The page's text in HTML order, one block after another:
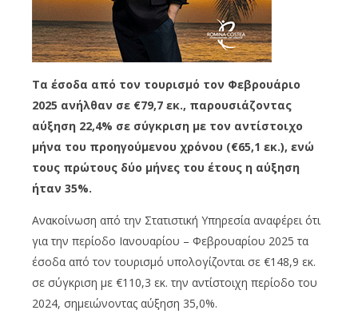
Τα έσοδα από τον τουρισμό τον Φεβρουάριο
2025 ανήλθαν σε €79,7 εκ., παρουσιάζοντας
αύξηση 22,4% σε σύγκριση με τον αντίστοιχο
μήνα του προηγούμενου χρόνου (€65,1 εκ.), ενώ
τους πρώτους δύο μήνες του έτους η αύξηση
ήταν 35%.
Ανακοίνωση από την Στατιστική Υπηρεσία αναφέρει ότι
για την περίοδο Ιανουαρίου – Φεβρουαρίου 2025 τα
έσοδα από τον τουρισμό υπολογίζονται σε €148,9 εκ.
σε σύγκριση με €110,3 εκ. την αντίστοιχη περίοδο του
2024, σημειώνοντας αύξηση 35,0%.